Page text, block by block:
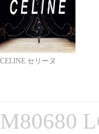
CELINE セリーヌ
M80680